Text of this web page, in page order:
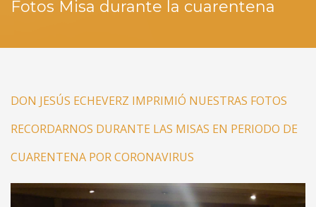
Fotos Misa durante la cuarentena
DON JESÚS ECHEVERZ IMPRIMIÓ NUESTRAS FOTOS
RECORDARNOS DURANTE LAS MISAS EN PERIODO DE
CUARENTENA POR CORONAVIRUS